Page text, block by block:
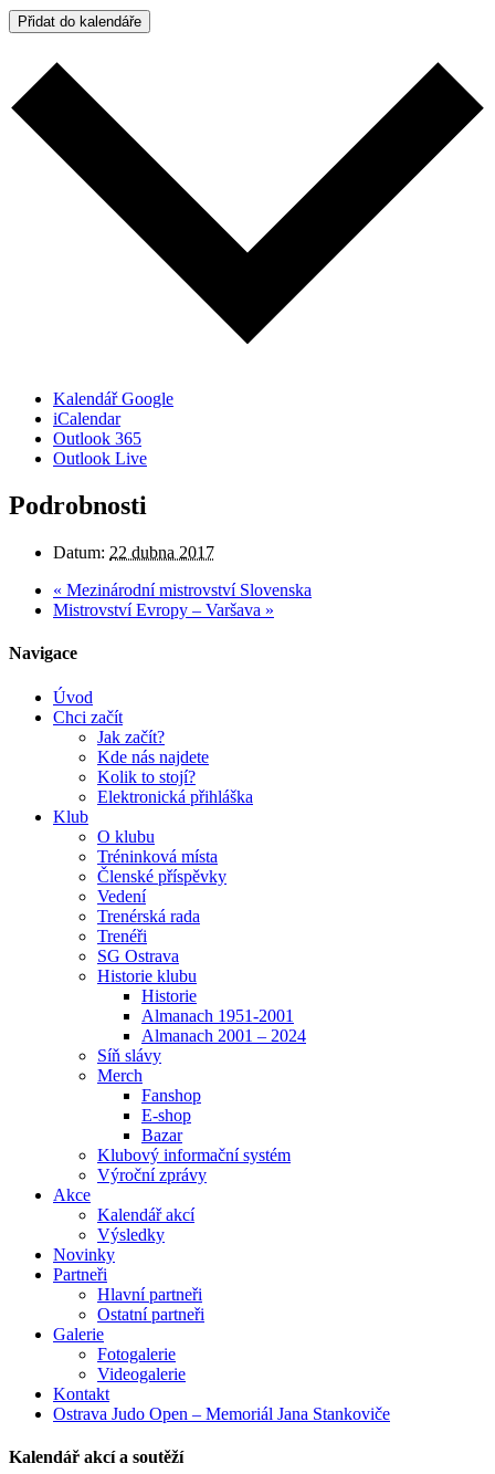
Přidat do kalendáře
Kalendář Google
iCalendar
Outlook 365
Outlook Live
Podrobnosti
Datum: 22 dubna 2017
« Mezinárodní mistrovství Slovenska
Mistrovství Evropy – Varšava »
Navigace
Úvod
Chci začít
Jak začít?
Kde nás najdete
Kolik to stojí?
Elektronická přihláška
Klub
O klubu
Tréninková místa
Členské příspěvky
Vedení
Trenérská rada
Trenéři
SG Ostrava
Historie klubu
Historie
Almanach 1951-2001
Almanach 2001 – 2024
Síň slávy
Merch
Fanshop
E-shop
Bazar
Klubový informační systém
Výroční zprávy
Akce
Kalendář akcí
Výsledky
Novinky
Partneři
Hlavní partneři
Ostatní partneři
Galerie
Fotogalerie
Videogalerie
Kontakt
Ostrava Judo Open – Memoriál Jana Stankoviče
Kalendář akcí a soutěží